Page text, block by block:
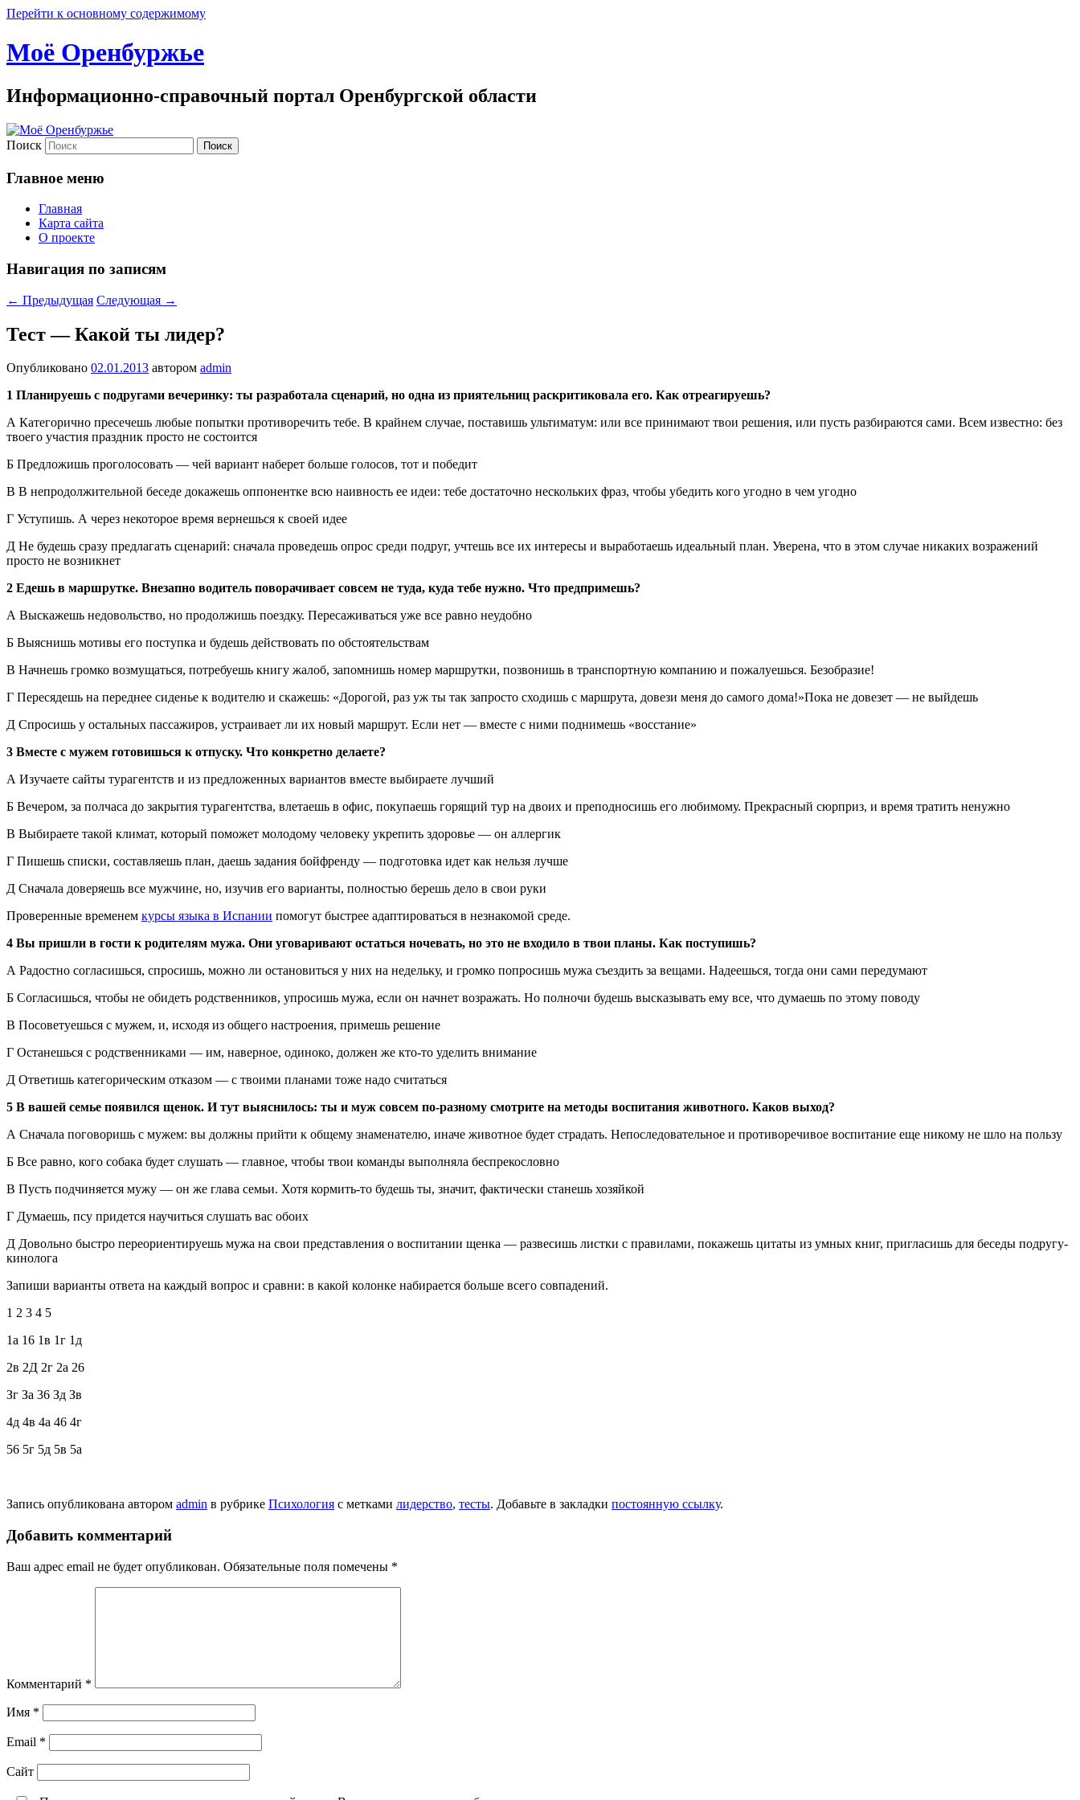
Перейти к основному содержимому
Моё Оренбуржье
Информационно-справочный портал Оренбургской области
Поиск
Главное меню
Главная
Карта сайта
О проекте
Навигация по записям
← Предыдущая Следующая →
Тест — Какой ты лидер?
Опубликовано 02.01.2013 автором admin
1 Планируешь с подругами вечеринку: ты разработала сценарий, но одна из приятельниц раскритиковала его. Как отреагируешь?
А Категорично пресечешь любые попытки противоречить тебе. В крайнем случае, поставишь ультиматум: или все принимают твои решения, или пусть разбираются сами. Всем известно: без
твоего участия праздник просто не состоится
Б Предложишь проголосовать — чей вариант наберет больше голосов, тот и победит
В В непродолжительной беседе докажешь оппонентке всю наивность ее идеи: тебе достаточно нескольких фраз, чтобы убедить кого угодно в чем угодно
Г Уступишь. А через некоторое время вернешься к своей идее
Д Не будешь сразу предлагать сценарий: сначала проведешь опрос среди подруг, учтешь все их интересы и выработаешь идеальный план. Уверена, что в этом случае никаких возражений
просто не возникнет
2 Едешь в маршрутке. Внезапно водитель поворачивает совсем не туда, куда тебе нужно. Что предпримешь?
А Выскажешь недовольство, но продолжишь поездку. Пересаживаться уже все равно неудобно
Б Выяснишь мотивы его поступка и будешь действовать по обстоятельствам
В Начнешь громко возмущаться, потребуешь книгу жалоб, запомнишь номер маршрутки, позвонишь в транспортную компанию и пожалуешься. Безобразие!
Г Пересядешь на переднее сиденье к водителю и скажешь: «Дорогой, раз уж ты так запросто сходишь с маршрута, довези меня до самого дома!»Пока не довезет — не выйдешь
Д Спросишь у остальных пассажиров, устраивает ли их новый маршрут. Если нет — вместе с ними поднимешь «восстание»
3 Вместе с мужем готовишься к отпуску. Что конкретно делаете?
А Изучаете сайты турагентств и из предложенных вариантов вместе выбираете лучший
Б Вечером, за полчаса до закрытия турагентства, влетаешь в офис, покупаешь горящий тур на двоих и преподносишь его любимому. Прекрасный сюрприз, и время тратить ненужно
В Выбираете такой климат, который поможет молодому человеку укрепить здоровье — он аллергик
Г Пишешь списки, составляешь план, даешь задания бойфренду — подготовка идет как нельзя лучше
Д Сначала доверяешь все мужчине, но, изучив его варианты, полностью берешь дело в свои руки
Проверенные временем курсы языка в Испании помогут быстрее адаптироваться в незнакомой среде.
4 Вы пришли в гости к родителям мужа. Они уговаривают остаться ночевать, но это не входило в твои планы. Как поступишь?
А Радостно согласишься, спросишь, можно ли остановиться у них на недельку, и громко попросишь мужа съездить за вещами. Надеешься, тогда они сами передумают
Б Согласишься, чтобы не обидеть родственников, упросишь мужа, если он начнет возражать. Но полночи будешь высказывать ему все, что думаешь по этому поводу
В Посоветуешься с мужем, и, исходя из общего настроения, примешь решение
Г Останешься с родственниками — им, наверное, одиноко, должен же кто-то уделить внимание
Д Ответишь категорическим отказом — с твоими планами тоже надо считаться
5 В вашей семье появился щенок. И тут выяснилось: ты и муж совсем по-разному смотрите на методы воспитания животного. Каков выход?
А Сначала поговоришь с мужем: вы должны прийти к общему знаменателю, иначе животное будет страдать. Непоследовательное и противоречивое воспитание еще никому не шло на пользу
Б Все равно, кого собака будет слушать — главное, чтобы твои команды выполняла беспрекословно
В Пусть подчиняется мужу — он же глава семьи. Хотя кормить-то будешь ты, значит, фактически станешь хозяйкой
Г Думаешь, псу придется научиться слушать вас обоих
Д Довольно быстро переориентируешь мужа на свои представления о воспитании щенка — развесишь листки с правилами, покажешь цитаты из умных книг, пригласишь для беседы подругу-
кинолога
Запиши варианты ответа на каждый вопрос и сравни: в какой колонке набирается больше всего совпадений.
1 2 3 4 5
1а 16 1в 1г 1д
2в 2Д 2г 2а 26
Зг За 36 Зд Зв
4д 4в 4а 46 4г
56 5г 5д 5в 5а
Запись опубликована автором admin в рубрике Психология с метками лидерство, тесты. Добавьте в закладки постоянную ссылку.
Добавить комментарий
Ваш адрес email не будет опубликован. Обязательные поля помечены *
Комментарий *
Имя *
Email *
Сайт